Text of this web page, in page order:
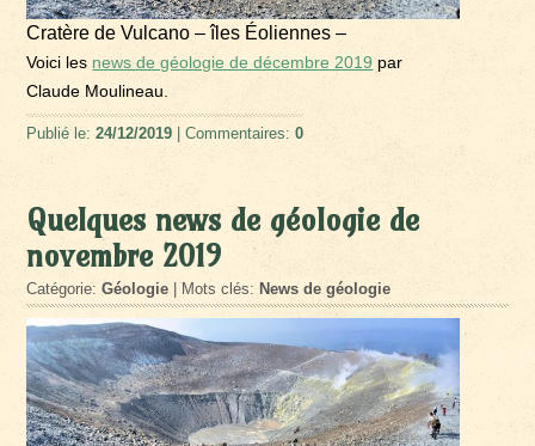
Cratère de Vulcano – îles Éoliennes –
Voici les news de géologie de décembre 2019 par
Claude Moulineau.
Publié le:24/12/2019 | Commentaires:0
Quelques news de géologie de
novembre 2019
Catégorie:Géologie | Mots clés: News de géologie